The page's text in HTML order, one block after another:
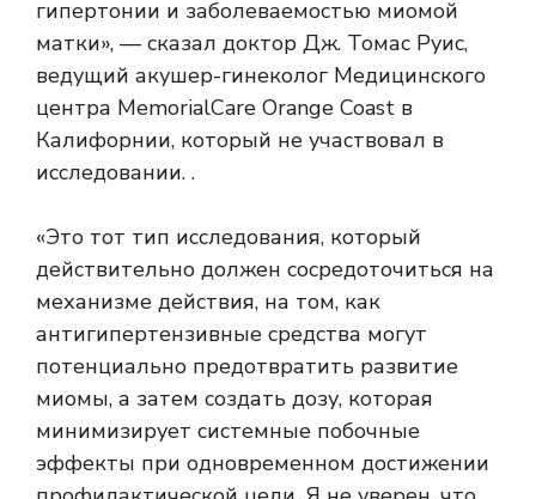
гипертонии и заболеваемостью миомой
матки», — сказал доктор Дж. Томас Руис,
ведущий акушер-гинеколог Медицинского
центра MemorialCare Orange Coast в
Калифорнии, который не участвовал в
исследовании. .
«Это тот тип исследования, который
действительно должен сосредоточиться на
механизме действия, на том, как
антигипертензивные средства могут
потенциально предотвратить развитие
миомы, а затем создать дозу, которая
минимизирует системные побочные
эффекты при одновременном достижении